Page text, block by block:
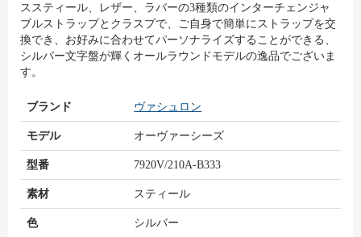
ススティール、レザー、ラバーの3種類のインターチェンジャ
ブルストラップとクラスプで、ご自身で簡単にストラップを交
換でき、お好みに合わせてパーソナライズすることができる、
シルバー文字盤が輝くオールラウンドモデルの逸品でございま
す。
ブランド ヴァシュロン
モデル オーヴァーシーズ
型番 7920V/210A-B333
素材 スティール
色 シルバー